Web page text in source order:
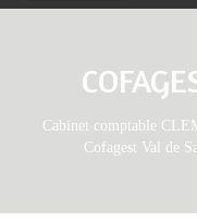
Cabinet comptable
Cofagest Val de